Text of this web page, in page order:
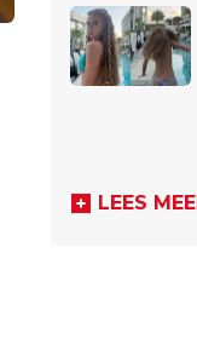
LEES